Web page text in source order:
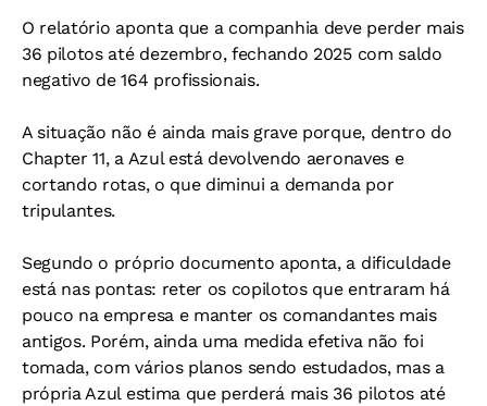
O relatório aponta que a companhia deve perder mais
36 pilotos até dezembro, fechando 2025 com saldo
negativo de 164 profissionais.
A situação não é ainda mais grave porque, dentro do
Chapter 11, a Azul está devolvendo aeronaves e
cortando rotas, o que diminui a demanda por
tripulantes.
Segundo o próprio documento aponta, a dificuldade
está nas pontas: reter os copilotos que entraram há
pouco na empresa e manter os comandantes mais
antigos. Porém, ainda uma medida efetiva não foi
tomada, com vários planos sendo estudados, mas a
própria Azul estima que perderá mais 36 pilotos até